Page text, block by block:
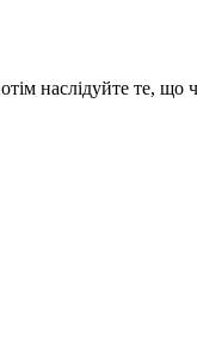
наслідуйте те, що